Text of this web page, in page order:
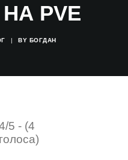
PVE
| BY БОГДАН
5 - (4
голоса)